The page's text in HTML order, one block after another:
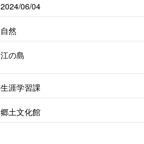
2024/06/04
自然
江の島
生涯学習課
郷土文化館